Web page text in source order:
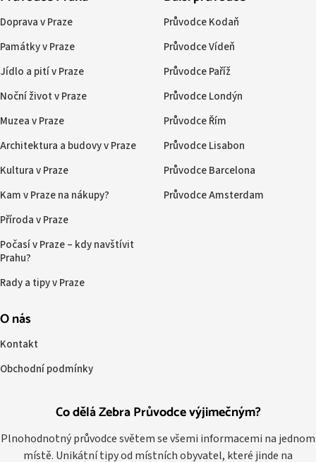
Co dělá Zebra Průvodce výjimečným?
Plnohodnotný průvodce světem se všemi informacemi na jednom
místě. Unikátní tipy od místních obyvatel, které jinde na
Doprava v Praze
Památky v Praze
Jídlo a pití v Praze
Noční život v Praze
Muzea v Praze
Architektura a budovy v Praze
Kultura v Praze
Kam v Praze na nákupy?
Příroda v Praze
Počasí v Praze – kdy navštívit
Prahu?
Rady a tipy v Praze
Průvodce Kodaň
Průvodce Vídeň
Průvodce Paříž
Průvodce Londýn
Průvodce Řím
Průvodce Lisabon
Průvodce Barcelona
Průvodce Amsterdam
O nás
Kontakt
Obchodní podmínky